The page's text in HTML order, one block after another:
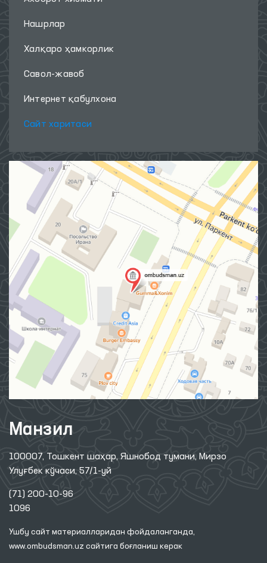
Нашрлар
Халқаро ҳамкорлик
Савол-жавоб
Интернет қабулхона
Сайт харитаси
Манзил
100007, Тошкент шаҳар, Яшнобод тумани, Мирзо
Улуғбек кўчаси, 57/1-уй
(71) 200-10-96
1096
Ушбу сайт материалларидан фойдаланганда,
www.ombudsman.uz сайтига боғланиш керак